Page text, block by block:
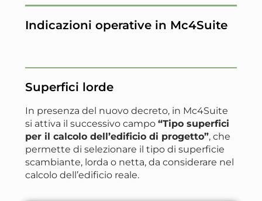
Indicazioni operative in Mc4Suite
Superfici lorde
In presenza del nuovo decreto, in Mc4Suite
si attiva il successivo campo “Tipo superfici
per il calcolo dell’edificio di progetto”, che
permette di selezionare il tipo di superficie
scambiante, lorda o netta, da considerare nel
calcolo dell’edificio reale.